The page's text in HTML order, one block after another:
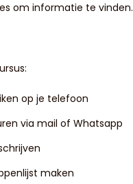
om informatie te vinden.
op je telefoon
via mail of Whatsapp
maken